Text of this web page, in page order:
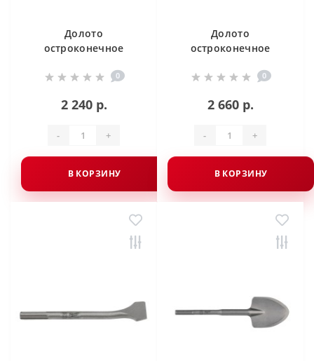
Долото
остроконечное
280 мм
0
2 240 р.
- +
В КОРЗИНУ
Долото
остроконечное
400 мм
0
2 660 р.
- +
В КОРЗИНУ